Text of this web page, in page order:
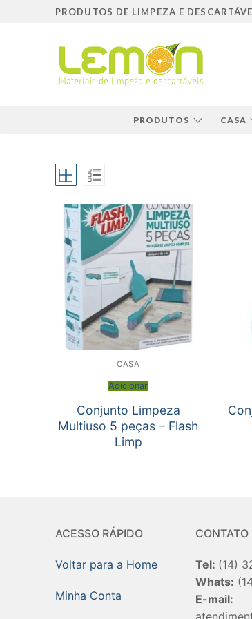
PRODUTOS DE LIMPEZA E
PRODUTOS CASA
CASA
Adicionar
Conjunto Limpeza
Multiuso 5 peças – Flash
Limp
ACESSO RÁPIDO
Voltar para a Home
Minha Conta
CONTATO
Tel: (14)
Whats:
E-mail: